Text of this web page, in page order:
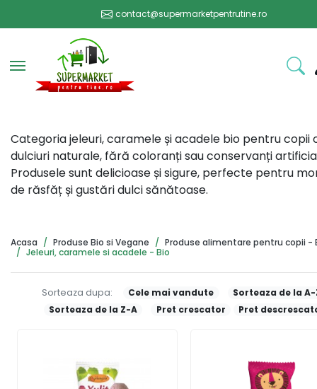
contact@supermarketpentrutine.ro
Toggle navigation
Categoria jeleuri, caramele și acadele bio pentru copii
dulciuri naturale, fără coloranți sau conservanți
Produsele sunt delicioase și sigure, perfecte pentru
de răsfăț și gustări dulci sănătoase.
Acasa Produse Bio si Vegane
Produse alimentare pentru copii -
Jeleuri, caramele si acadele - Bio
Sorteaza dupa: Cele mai vandute
Sorteaza de la A-
Sorteaza de la Z-A
Pret crescator Pret